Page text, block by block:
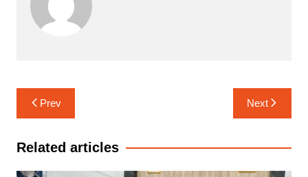
Navigasi
pos
Prev Next
Related articles